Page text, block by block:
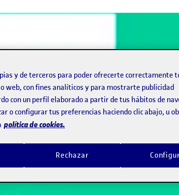
y de terceros para poder ofrecerte correctamente
web, con fines analíticos y para mostrarte publicidad
con un perfil elaborado a partir de tus hábitos de
o configurar tus preferencias haciendo clic abajo, u
política de cookies.
Rechazar